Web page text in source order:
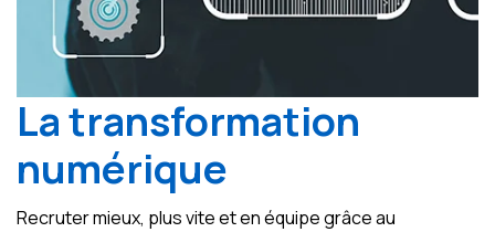
La transformation
numérique
Recruter mieux, plus vite et en équipe grâce au